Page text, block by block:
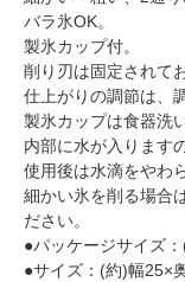
バラ氷OK。
製氷カップ付。
削り刃は固定されて
仕上がりの調節は、
製氷カップは食器洗
内部に水が入ります
使用後は水滴をやわ
細かい氷を削る場合
ださい。
●パッケージサイズ
●サイズ：(約)幅25×